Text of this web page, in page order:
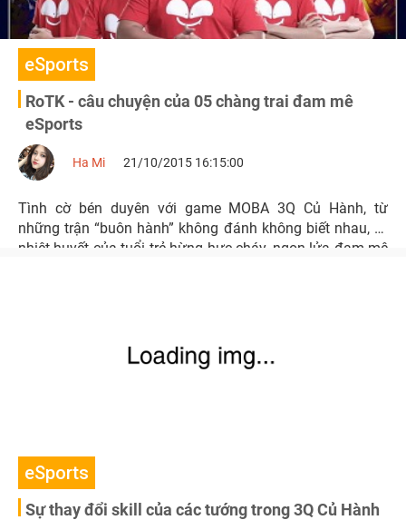
eSports
RoTK - câu chuyện của 05 chàng trai đam mê
eSports
Ha Mi 21/10/2015 16:15:00
Tình cờ bén duyên với game MOBA 3Q Củ Hành, từ
những trận “buôn hành” không đánh không biết nhau, từ
nhiệt huyết của tuổi trẻ hừng hực cháy, ngọn lửa đam mê
eSports
Sự thay đổi skill của các tướng trong 3Q Củ Hành